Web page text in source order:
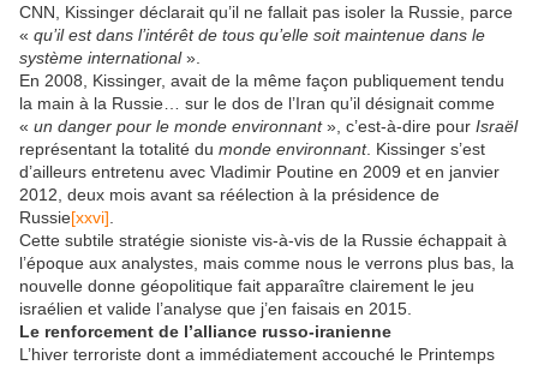
CNN, Kissinger déclarait qu’il ne fallait pas isoler la Russie, parce
« qu’il est dans l’intérêt de tous qu’elle soit maintenue dans le
système international».
En 2008, Kissinger, avait de la même façon publiquement tendu
la main à la Russie… sur le dos de l’Iran qu’il désignait comme
« un danger pour le monde environnant», c’est-à-dire pour Israël
représentant la totalité du monde environnant. Kissinger s’est
d’ailleurs entretenu avec Vladimir Poutine en 2009 et en janvier
2012, deux mois avant sa réélection à la présidence de
Russie[xxvi]
Cette subtile stratégie sioniste vis-à-vis de la Russie échappait à
l’époque aux analystes, mais comme nous le verrons plus bas, la
nouvelle donne géopolitique fait apparaître clairement le jeu
israélien et valide l’analyse que j’en faisais en 2015.
Le renforcement de l’alliance russo-iranienne
L’hiver terroriste dont a immédiatement accouché le Printemps